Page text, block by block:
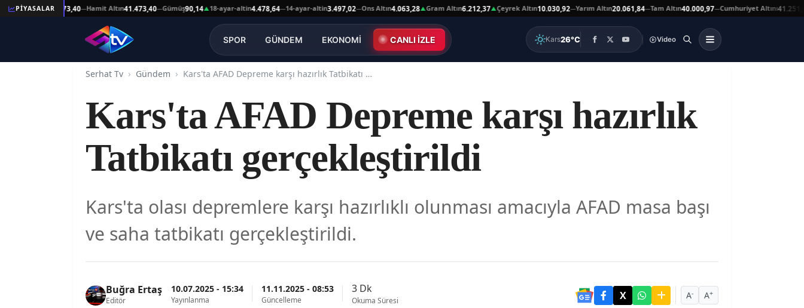
PİYASALAR
Altın41.473,40 —Hamit Altın41.473,40—Gümüş90,14▲18-ayar-altin4.478,64—14-ayar-altin3.497,02—Ons Altın4.063,28▲Gram Altın6.212,37▲Çeyrek Altın10.030,92—Yarım Altın20.061,84—Tam Altın40.000,97—Cumhuriyet Altını 41.251,00▼
SPOR GÜNDEM EKONOMİ CANLI İZLE Kars26°C Video
Serhat Tv Gündem Kars'ta AFAD Depreme karşı hazırlık Tatbikatı gerçekleştirildi
Kars'ta AFAD Depreme karşı hazırlık
Tatbikatı gerçekleştirildi
Kars'ta olası depremlere karşı hazırlıklı olunması amacıyla AFAD masa başı
ve saha tatbikatı gerçekleştirildi.
Buğra Ertaş
Editör
10.07.2025 - 15:34
Yayınlanma
11.11.2025 - 08:53
Güncelleme
3 Dk
Okuma Süresi A- A+